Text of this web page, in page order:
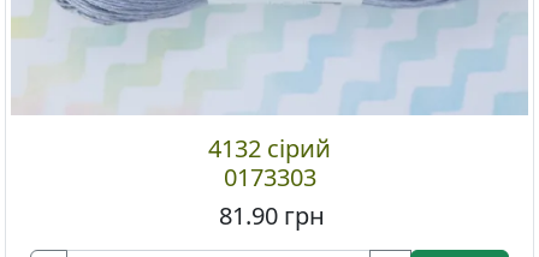
4132 сірий
0173303
81.90 грн